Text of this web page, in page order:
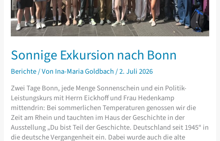
Sonnige Exkursion nach Bonn
Berichte/ Von Ina-Maria Goldbach/2. Juli 2026
Zwei Tage Bonn, jede Menge Sonnenschein und ein Politik-
Leistungskurs mit Herrn Eickhoff und Frau Hedenkamp
mittendrin: Bei sommerlichen Temperaturen genossen wir die
Zeit am Rhein und tauchten im Haus der Geschichte in der
Ausstellung „Du bist Teil der Geschichte. Deutschland seit 1945“ in
die deutsche Vergangenheit ein. Dabei wurde auch die alte